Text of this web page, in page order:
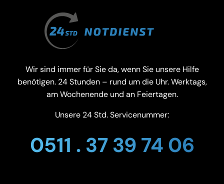
Wir sind immer für Sie da, wenn Sie unsere Hilfe
benötigen. 24 Stunden – rund um die Uhr. Werktags,
am Wochenende und an Feiertagen.
Unsere 24 Std. Servicenummer:
0511 . 37 39 74 06